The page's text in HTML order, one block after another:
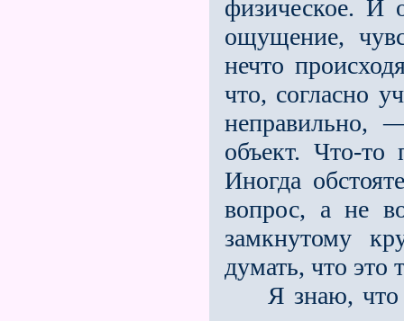
физическое. И
ощущение,
нечто
что, согласно
неправильно,
объект. Что-то
Иногда
вопрос, а не
замкнутому
думать, что это
Я знаю, что